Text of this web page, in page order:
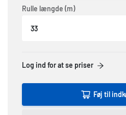
Rulle længde (m)
33
Log ind for at se priser
Føj til